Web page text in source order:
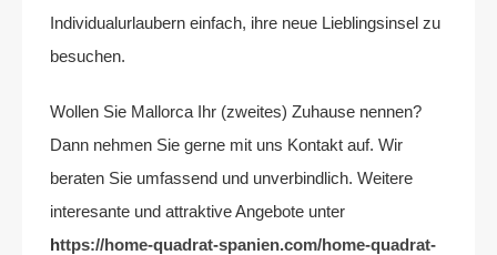
Individualurlaubern einfach, ihre neue Lieblingsinsel zu
besuchen.
Wollen Sie Mallorca Ihr (zweites) Zuhause nennen?
Dann nehmen Sie gerne mit uns Kontakt auf. Wir
beraten Sie umfassend und unverbindlich. Weitere
interesante und attraktive Angebote unter
https://home-quadrat-spanien.com/home-quadrat-